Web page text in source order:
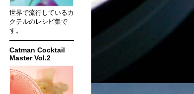
世界で流行しているカ
クテルのレシピ集で
す。
Catman Cocktail
Master Vol.2